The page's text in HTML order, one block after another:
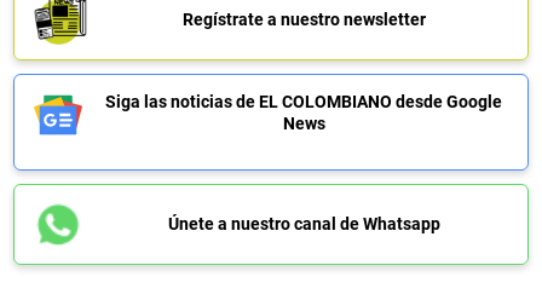
Regístrate a nuestro newsletter
Siga las noticias de EL COLOMBIANO desde Google
News
Únete a nuestro canal de Whatsapp